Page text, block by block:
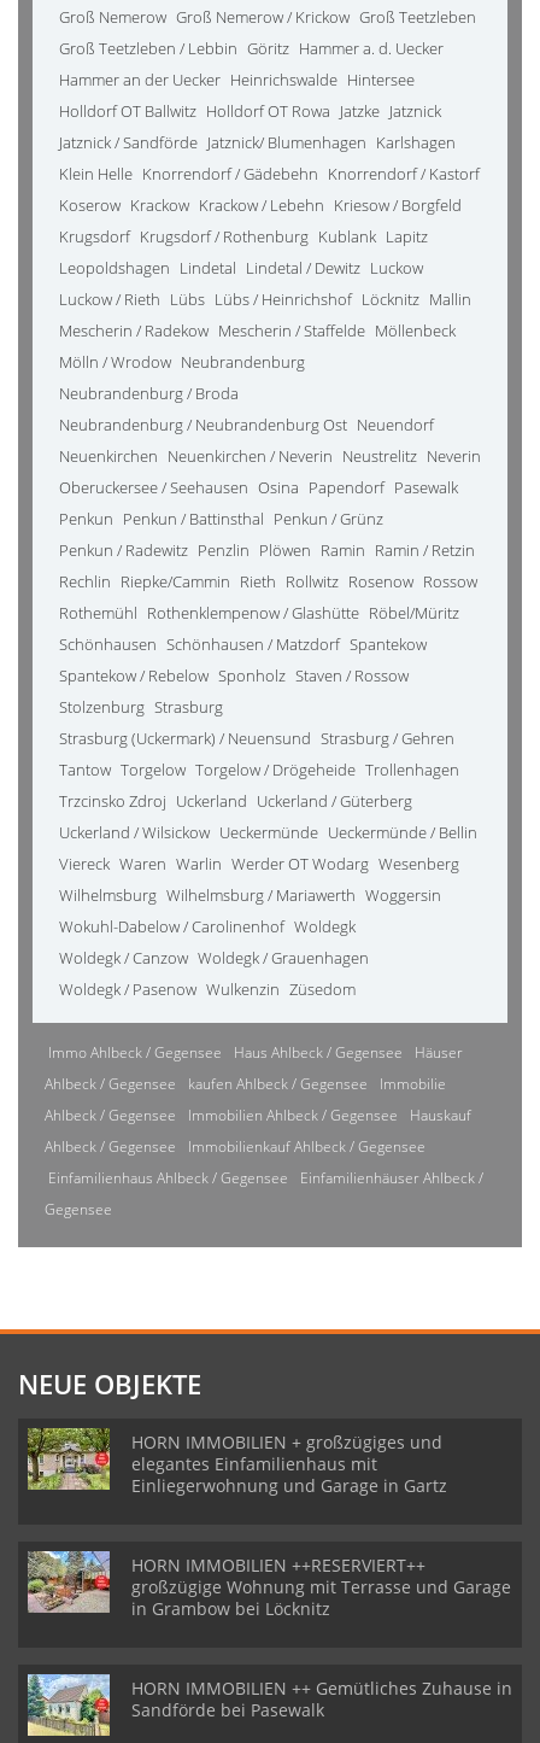
Groß Nemerow Groß Nemerow / Krickow Groß Teetzleben
Groß Teetzleben / Lebbin Göritz Hammer a. d. Uecker
Hammer an der Uecker Heinrichswalde Hintersee
Holldorf OT Ballwitz Holldorf OT Rowa Jatzke Jatznick
Jatznick / Sandförde Jatznick/ Blumenhagen Karlshagen
Klein Helle Knorrendorf / Gädebehn Knorrendorf / Kastorf
Koserow Krackow Krackow / Lebehn Kriesow / Borgfeld
Krugsdorf Krugsdorf / Rothenburg Kublank Lapitz
Leopoldshagen Lindetal Lindetal / Dewitz Luckow
Luckow / Rieth Lübs Lübs / Heinrichshof Löcknitz Mallin
Mescherin / Radekow Mescherin / Staffelde Möllenbeck
Mölln / Wrodow Neubrandenburg
Neubrandenburg / Broda
Neubrandenburg / Neubrandenburg Ost Neuendorf
Neuenkirchen Neuenkirchen / Neverin Neustrelitz Neverin
Oberuckersee / Seehausen Osina Papendorf Pasewalk
Penkun Penkun / Battinsthal Penkun / Grünz
Penkun / Radewitz Penzlin Plöwen Ramin Ramin / Retzin
Rechlin Riepke/Cammin Rieth Rollwitz Rosenow Rossow
Rothemühl Rothenklempenow / Glashütte Röbel/Müritz
Schönhausen Schönhausen / Matzdorf Spantekow
Spantekow / Rebelow Sponholz Staven / Rossow
Stolzenburg Strasburg
Strasburg (Uckermark) / Neuensund Strasburg / Gehren
Tantow Torgelow Torgelow / Drögeheide Trollenhagen
Trzcinsko Zdroj Uckerland Uckerland / Güterberg
Uckerland / Wilsickow Ueckermünde Ueckermünde / Bellin
Viereck Waren Warlin Werder OT Wodarg Wesenberg
Wilhelmsburg Wilhelmsburg / Mariawerth Woggersin
Wokuhl-Dabelow / Carolinenhof Woldegk
Woldegk / Canzow Woldegk / Grauenhagen
Woldegk / Pasenow Wulkenzin Züsedom
Immo Ahlbeck / Gegensee Haus Ahlbeck / Gegensee
Häuser
Ahlbeck / Gegensee
kaufen Ahlbeck / Gegensee
Immobilie
Ahlbeck / Gegensee
Immobilien Ahlbeck / Gegensee
Hauskauf
Ahlbeck / Gegensee
Immobilienkauf Ahlbeck / Gegensee
Einfamilienhaus Ahlbeck / Gegensee
Einfamilienhäuser Ahlbeck /
Gegensee
NEUE OBJEKTE
HORN IMMOBILIEN + großzügiges und
elegantes Einfamilienhaus mit
Einliegerwohnung und Garage in Gartz
HORN IMMOBILIEN ++RESERVIERT++
großzügige Wohnung mit Terrasse und Garage
in Grambow bei Löcknitz
HORN IMMOBILIEN ++ Gemütliches Zuhause in
Sandförde bei Pasewalk